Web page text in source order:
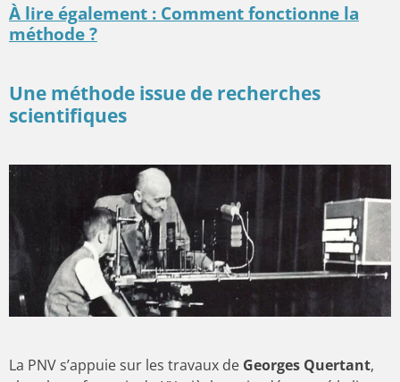
À lire également : Comment fonctionne la
méthode ?
Une méthode issue de recherches
scientifiques
La PNV s’appuie sur les travaux de Georges Quertant,